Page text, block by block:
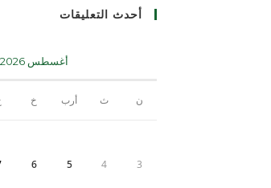
أحدث التعليقات
أغسطس 2026
ن ث أرب خ
3
4
5
6